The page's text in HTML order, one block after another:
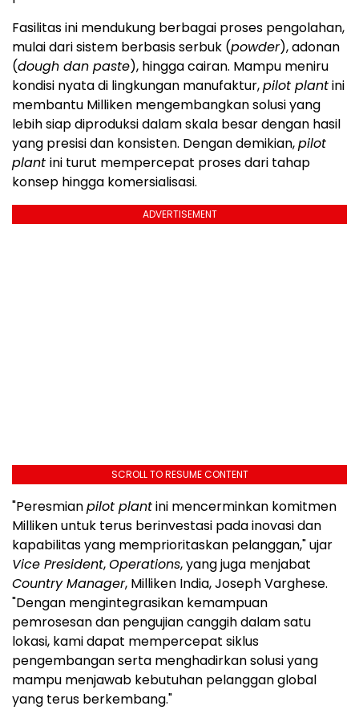
Fasilitas ini mendukung berbagai proses pengolahan,
mulai dari sistem berbasis serbuk (powder), adonan
(dough dan paste), hingga cairan. Mampu meniru
kondisi nyata di lingkungan manufaktur,pilot plantini
membantu Milliken mengembangkan solusi yang
lebih siap diproduksi dalam skala besar dengan hasil
yang presisi dan konsisten. Dengan demikian,pilot
plant ini turut mempercepat proses dari tahap
konsep hingga komersialisasi.
ADVERTISEMENT
SCROLL TO RESUME CONTENT
"Peresmianpilot plantini mencerminkan komitmen
Milliken untuk terus berinvestasi pada inovasi dan
kapabilitas yang memprioritaskan pelanggan," ujar
Vice President,Operations, yang juga menjabat
Country Manager, Milliken India, Joseph Varghese.
"Dengan mengintegrasikan kemampuan
pemrosesan dan pengujian canggih dalam satu
lokasi, kami dapat mempercepat siklus
pengembangan serta menghadirkan solusi yang
mampu menjawab kebutuhan pelanggan global
yang terus berkembang."